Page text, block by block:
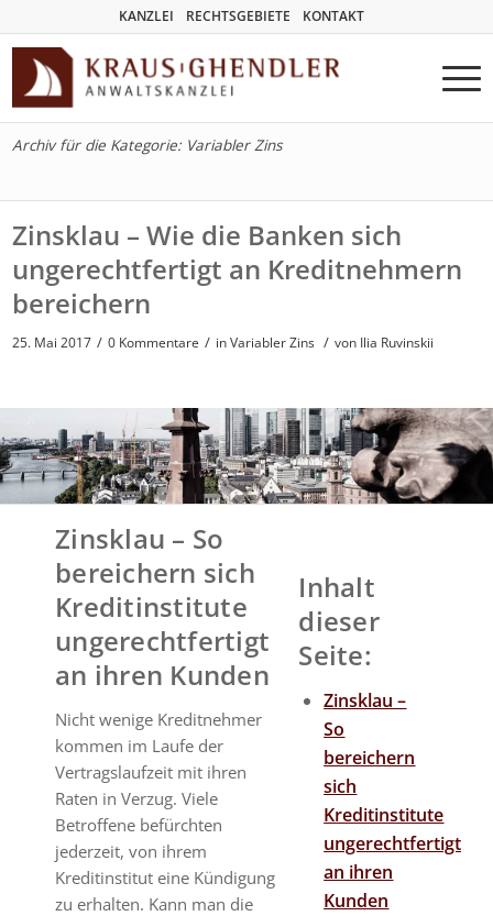
KANZLEI RECHTSGEBIETE KONTAKT
Archiv für die Kategorie: Variabler Zins
Zinsklau – Wie die Banken sich
ungerechtfertigt an Kreditnehmern
bereichern
25. Mai 2017 / 0 Kommentare / inVariabler Zins / von Ilja Ruvinskij
Zinsklau – So
bereichern sich
Kreditinstitute
ungerechtfertigt
an ihren Kunden
Nicht wenige Kreditnehmer
kommen im Laufe der
Vertragslaufzeit mit ihren
Raten in Verzug. Viele
Betroffene befürchten
jederzeit, von ihrem
Kreditinstitut eine Kündigung
zu erhalten. Kann man die
Inhalt
dieser
Seite:
Zinsklau –
So
bereichern
sich
Kreditinstitute
ungerechtfertigt
an ihren
Kunden